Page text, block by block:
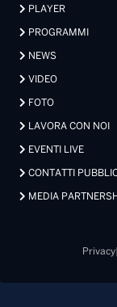
PLAYER
PROGRAMMI
NEWS
VIDEO
FOTO
LAVORA CON NOI
EVENTI LIVE
CONTATTI
MEDIA
Privacy|